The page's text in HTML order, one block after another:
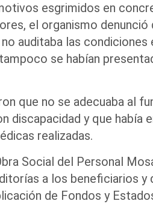
esgrimidos en
el organismo
auditaba las
se habían
que no se adecuaba al
discapacidad y que
realizadas.
Social del Personal
a los beneficiarios
de Fondos y